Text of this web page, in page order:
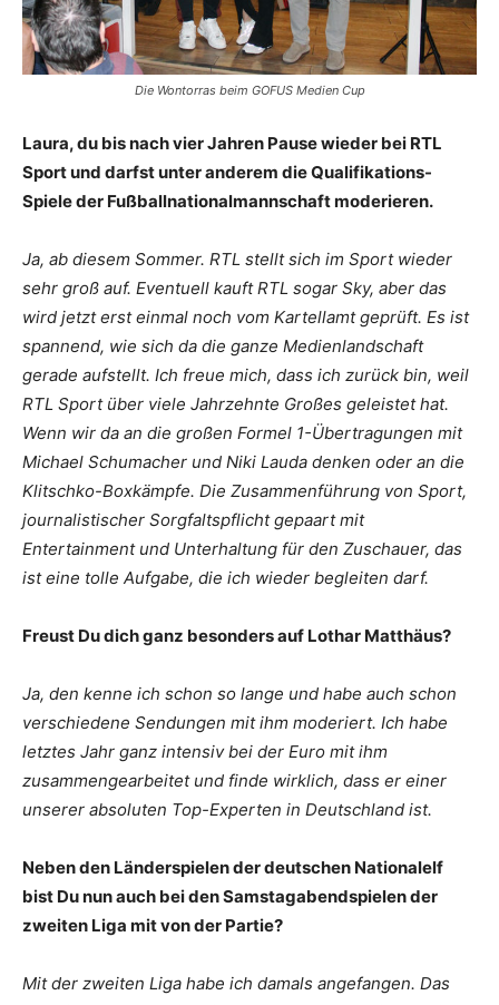
Die Wontorras beim GOFUS Medien Cup
Laura, du bis nach vier Jahren Pause wieder bei RTL
Sport und darfst unter anderem die Qualifikations-
Spiele der Fußballnationalmannschaft moderieren.
Ja, ab diesem Sommer. RTL stellt sich im Sport wieder
sehr groß auf. Eventuell kauft RTL sogar Sky, aber das
wird jetzt erst einmal noch vom Kartellamt geprüft. Es ist
spannend, wie sich da die ganze Medienlandschaft
gerade aufstellt. Ich freue mich, dass ich zurück bin, weil
RTL Sport über viele Jahrzehnte Großes geleistet hat.
Wenn wir da an die großen Formel 1-Übertragungen mit
Michael Schumacher und Niki Lauda denken oder an die
Klitschko-Boxkämpfe. Die Zusammenführung von Sport,
journalistischer Sorgfaltspflicht gepaart mit
Entertainment und Unterhaltung für den Zuschauer, das
ist eine tolle Aufgabe, die ich wieder begleiten darf.
Freust Du dich ganz besonders auf Lothar Matthäus?
Ja, den kenne ich schon so lange und habe auch schon
verschiedene Sendungen mit ihm moderiert. Ich habe
letztes Jahr ganz intensiv bei der Euro mit ihm
zusammengearbeitet und finde wirklich, dass er einer
unserer absoluten Top-Experten in Deutschland ist.
Neben den Länderspielen der deutschen Nationalelf
bist Du nun auch bei den Samstagabendspielen der
zweiten Liga mit von der Partie?
Mit der zweiten Liga habe ich damals angefangen. Das